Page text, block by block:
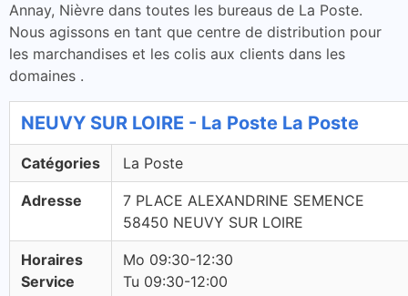
Annay, Nièvre dans toutes les bureaus de La Poste.
Nous agissons en tant que centre de distribution pour
les marchandises et les colis aux clients dans les
domaines .
NEUVY SUR LOIRE - La Poste La Poste
Catégories La Poste
Adresse
7 PLACE ALEXANDRINE SEMENCE
58450 NEUVY SUR LOIRE
Horaires
Service
Mo 09:30-12:30
Tu 09:30-12:00